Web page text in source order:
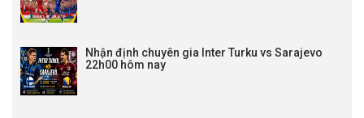
Nhận định chuyên gia Inter Turku vs Sarajevo
22h00 hôm nay